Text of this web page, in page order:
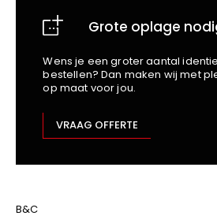
Hydrowear
Jassz
Kariban
M-Safe
OXXA
Premier
Grote oplage
Wens je een groter aantal
bestellen? Dan maken wij met
op maat voor jou.
VRAAG OFFERTE
B&C